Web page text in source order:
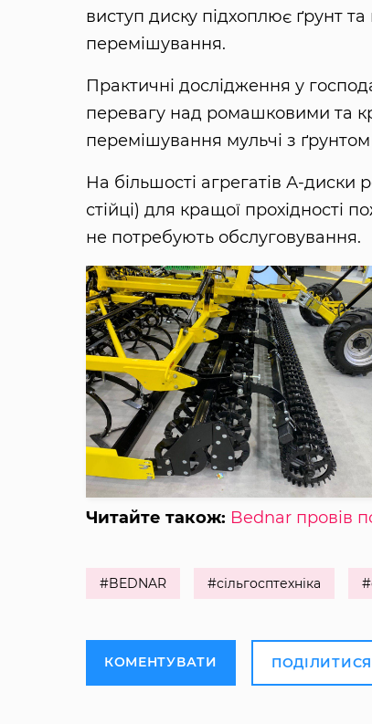
виступ диску підхоплює ґрунт
перемішування.
Практичні дослідження у
перевагу над ромашковими та
перемішування мульчі з
На більшості агрегатів А-
стійці) для кращої прохідності
не потребують обслуговування.
Читайте також: Bednar провів
#BEDNAR #сільгосптехніка
КОМЕНТУВАТИ